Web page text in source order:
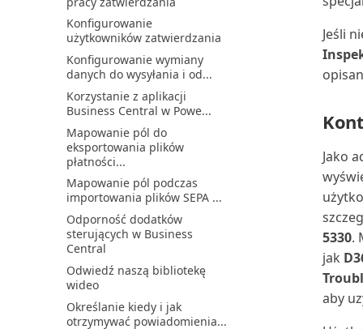
Rozwiązywanie problemów z
łącznością
Ręczna synchronizacja
mapowań tabel | Microsoft...
Sprzęganie i synchronizacja
Synchronizacja Business
Central i Dataverse
Synchronizacja i integracja
danych
Synchronizacja kontaktów w
Business Central z k...
Uaktualnianie integracji z
Dynamics 365 Sales
Używanie Business Central
bez Outlook
Używanie przepływu Power
Automate do terminowej...
VAT
Konfigurowanie podatku od
wartości dodanej
Konfigurowanie procesów
finansowych
Konfigurowanie rachunku
Konfigurowanie
raportowania Intrastat
Konfigurowanie walut
Konfigurowanie warunków i
poziomów monitów
Konfigurowanie warunków
odsetek
Konfigurowanie warunków
płatności
Konfigurowanie wielu stóp
Konfigurowanie
użytkowników zatwierdzania
Konfigurowanie wymiany
danych do wysyłania i od...
Korzystanie z aplikacji
Business Central w Powe...
Mapowanie pól do
eksportowania plików
płatności...
Mapowanie pól podczas
importowania plików SEPA ...
Odporność dodatków
sterujących w Business
Central
Odwiedź naszą bibliotekę
wideo
Określanie kiedy i jak
otrzymywać powiadomienia...
Jeśli
Jako
5330.
jak
aby